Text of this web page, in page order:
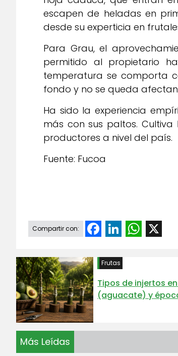
escapen de heladas en
desde su experticia en
Para Grau, el
permitido al propietario
temperatura se comporta
fondo y no se queda
Ha sido la experiencia
más con sus paltos.
productores a nivel del país.
Fuente: Fucoa
Compartir con: FacebookLinkedInWhatsApp
Frutas
Tipos de injertos
(aguacate) y
Más Leídas